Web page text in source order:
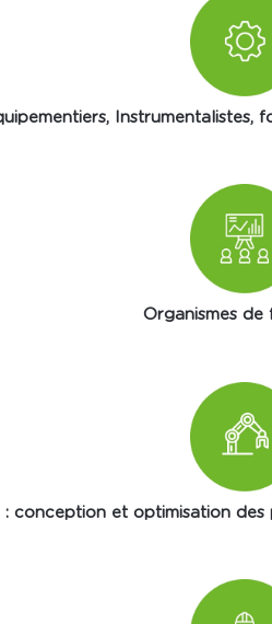
Instrumentalistes,
Organismes de
: conception et optimisation